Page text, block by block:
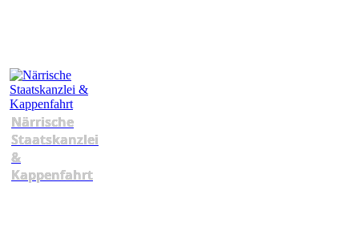
Närrische
Staatskanzlei
&
Kappenfahrt